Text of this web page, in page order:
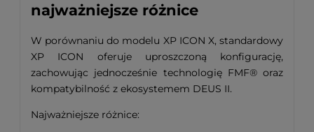
najważniejsze różnice
W porównaniu do modelu XP ICON X, standardowy
XP ICON oferuje uproszczoną konfigurację,
zachowując jednocześnie technologię FMF® oraz
kompatybilność z ekosystemem DEUS II.
Najważniejsze różnice: